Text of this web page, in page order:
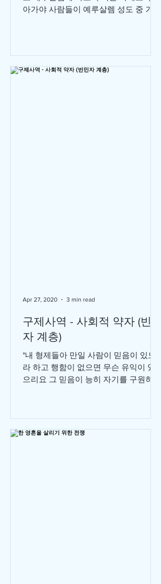
아가야 사람들이 예루살렘 성도 중 가난
방인들이 그들의 영적인...
구제사역 - 사회적 약자 (빈민
자 계층)
"내 형제들아 만일 사람이 믿음이 있노
라 하고 행함이 없으면 무슨 유익이 있
으리요 그 믿음이 능히 자기를 구원하겠
르게 하라...
Apr 27, 2020 3 min read